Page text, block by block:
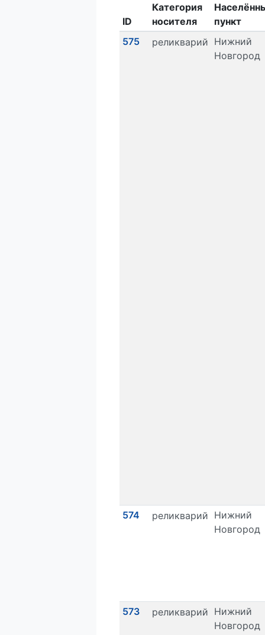
ID
Категория
носителя
пункт
575
реликварий Нижний
Новгород
574 реликварий Нижний
Новгород
573 реликварий Нижний
Новгород